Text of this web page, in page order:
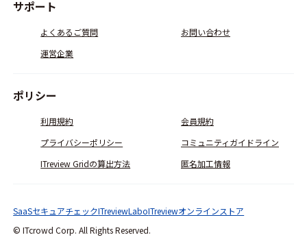
サポート
よくあるご質問
お問い合わせ
運営企業
ポリシー
利用規約
会員規約
プライバシーポリシー
コミュニティガイドライン
ITreview Gridの算出方法
匿名加工情報
© ITcrowd Corp. All Rights Reserved.
SaaSセキュアチェックITreviewLaboITreviewオンラインストア